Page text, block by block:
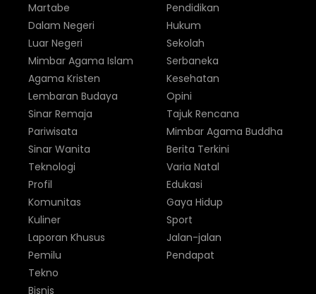
Martabe
Dalam Negeri
Luar Negeri
Pendidikan
Hukum
Sekolah
Mimbar Agama Islam
Agama Kristen
Lembaran Budaya
Sinar Remaja
Pariwisata
Sinar Wanita
Serbaneka
Kesehatan
Opini
Tajuk Rencana
Mimbar Agama Buddha
Berita Terkini
Teknologi
Profil
Komunitas
Kuliner
Laporan Khusus
Pemilu
Varia Natal
Edukasi
Gaya Hidup
Sport
Jalan-jalan
Pendapat
Tekno
Bisnis